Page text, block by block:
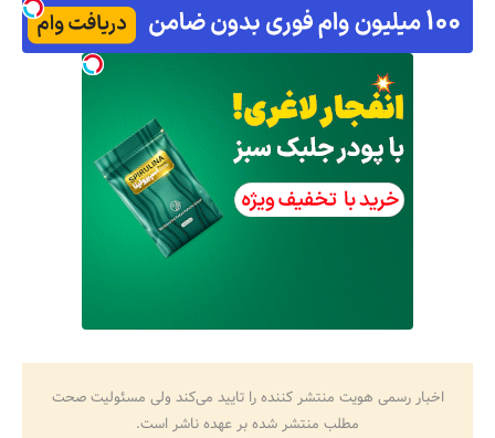
اخبار رسمی هویت منتشر کننده را تایید می‌کند ولی مسئولیت صحت
مطلب منتشر شده بر عهده ناشر است.